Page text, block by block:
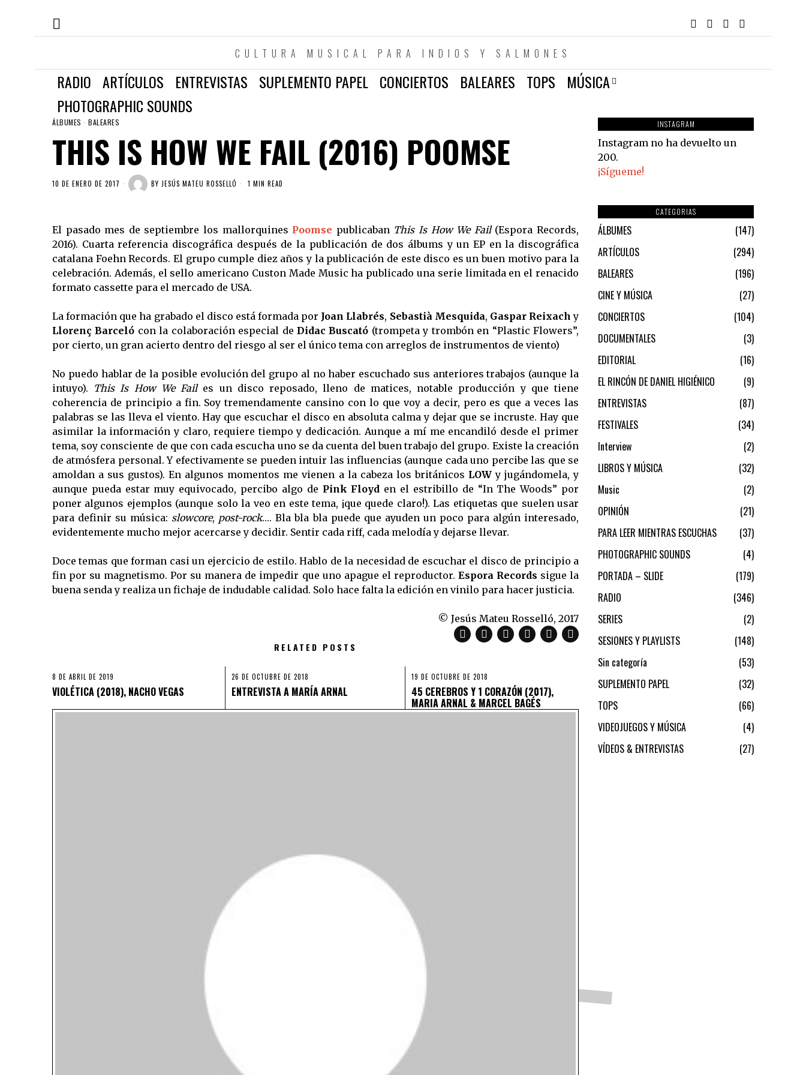
CULTURA MUSICAL PARA INDIOS Y SALMONES
RADIO ARTÍCULOS ENTREVISTAS SUPLEMENTO PAPEL CONCIERTOS BALEARES TOPS
MÚSICA
PHOTOGRAPHIC SOUNDS
ÁLBUMES · BALEARES
THIS IS HOW WE FAIL (2016) POOMSE
10 DE ENERO DE 2017 BY JESÚS MATEU ROSSELLÓ 1 MIN READ
El pasado mes de septiembre los mallorquines Poomse publicaban This Is How We Fail(Espora Records,
2016). Cuarta referencia discográfica después de la publicación de dos álbums y un EP en la discográfica
catalana Foehn Records. El grupo cumple diez años y la publicación de este disco es un buen motivo para la
celebración. Además, el sello americano Custon Made Music ha publicado una serie limitada en el renacido
formato cassette para el mercado de USA.
La formación que ha grabado el disco está formada por Joan Llabrés, Sebastià Mesquida, Gaspar Reixach y
Llorenç Barceló con la colaboración especial deDidac Buscató (trompeta y trombón en “Plastic Flowers”,
por cierto, un gran acierto dentro del riesgo al ser el único tema con arreglos de instrumentos de viento)
No puedo hablar de la posible evolución del grupo al no haber escuchado sus anteriores trabajos (aunque la
intuyo). This Is How We Failes un disco reposado, lleno de matices, notable producción y que tiene
coherencia de principio a fin. Soy tremendamente cansino con lo que voy a decir, pero es que a veces las
palabras se las lleva el viento. Hay que escuchar el disco en absoluta calma y dejar que se incruste. Hay que
asimilar la información y claro, requiere tiempo y dedicación. Aunque a mí me encandiló desde el primer
tema, soy consciente de que con cada escucha uno se da cuenta del buen trabajo del grupo. Existe la creación
de atmósfera personal. Y efectivamente se pueden intuir las influencias (aunque cada uno percibe las que se
amoldan a sus gustos). En algunos momentos me vienen a la cabeza los británicos LOWy jugándomela, y
aunque pueda estar muy equivocado, percibo algo de Pink Floyd en el estribillo de “In The Woods” por
poner algunos ejemplos (aunque solo la veo en este tema, ¡que quede claro!). Las etiquetas que suelen usar
para definir su música: slowcore, post-rock…. Bla bla bla puede que ayuden un poco para algún interesado,
evidentemente mucho mejor acercarse y decidir. Sentir cada riff, cada melodía y dejarse llevar.
Doce temas que forman casi un ejercicio de estilo. Hablo de la necesidad de escuchar el disco de principio a
fin por su magnetismo. Por su manera de impedir que uno apague el reproductor. Espora Records sigue la
buena senda y realiza un fichaje de indudable calidad. Solo hace falta la edición en vinilo para hacer justicia.
© Jesús Mateu Rosselló, 2017
RELATED POSTS
8 DE ABRIL DE 2019
VIOLÉTICA (2018), NACHO VEGAS
26 DE OCTUBRE DE 2018
ENTREVISTA A MARÍA ARNAL
19 DE OCTUBRE DE 2018
45 CEREBROS Y 1 CORAZÓN (2017),
MARIA ARNAL & MARCEL BAGÉS
INSTAGRAM
Instagram no ha devuelto un
200.
¡Sígueme!
CATEGORIAS
ÁLBUMES
147
ARTÍCULOS
294
BALEARES
196
CINE Y MÚSICA
27
CONCIERTOS
104
DOCUMENTALES
3
EDITORIAL
16
EL RINCÓN DE DANIEL HIGIÉNICO
9
ENTREVISTAS
87
FESTIVALES
34
Interview
2
LIBROS Y MÚSICA
32
Music
2
OPINIÓN
21
PARA LEER MIENTRAS ESCUCHAS
37
PHOTOGRAPHIC SOUNDS
4
PORTADA – SLIDE
179
RADIO
346
SERIES
2
SESIONES Y PLAYLISTS
148
Sin categoría
53
SUPLEMENTO PAPEL
32
TOPS
66
VIDEOJUEGOS Y MÚSICA
4
VÍDEOS & ENTREVISTAS
27